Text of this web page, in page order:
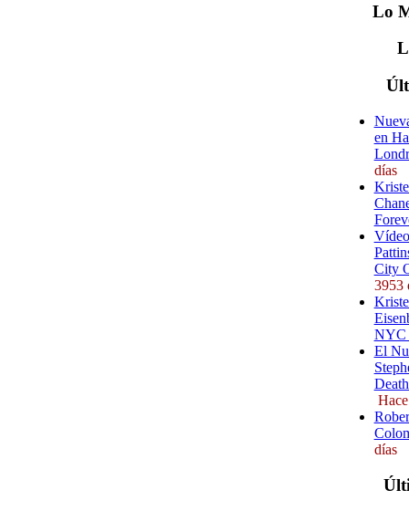
Lo
en
días
City
3953
NYC
El
días